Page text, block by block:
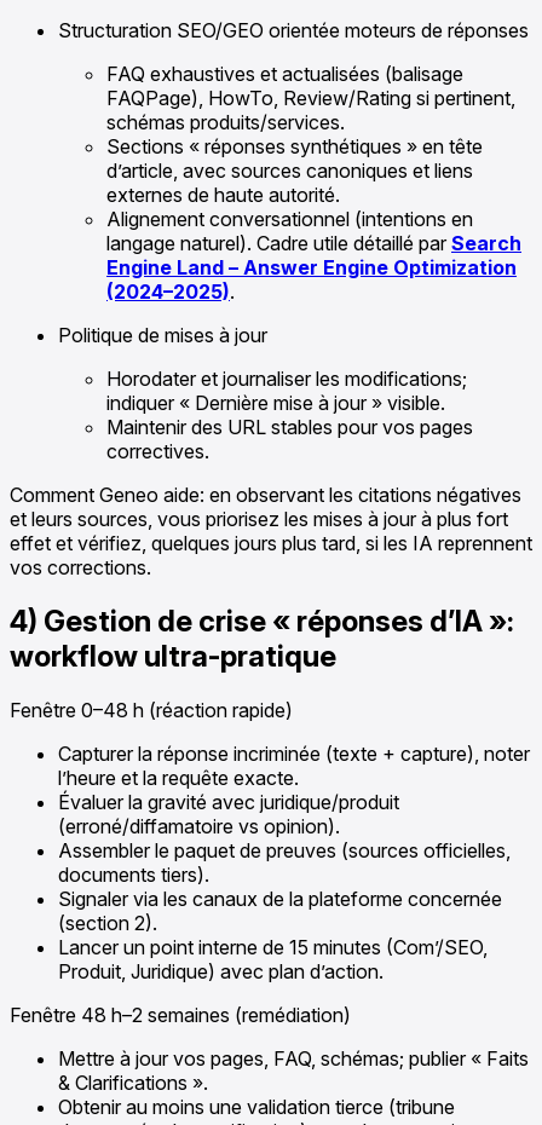
Structuration SEO/GEO orientée moteurs de réponses
FAQ exhaustives et actualisées (balisage
FAQPage), HowTo, Review/Rating si pertinent,
schémas produits/services.
Sections « réponses synthétiques » en tête
d’article, avec sources canoniques et liens
externes de haute autorité.
Alignement conversationnel (intentions en
langage naturel). Cadre utile détaillé parSearch
Engine Land – Answer Engine Optimization
(2024–2025).
Politique de mises à jour
Horodater et journaliser les modifications;
indiquer « Dernière mise à jour » visible.
Maintenir des URL stables pour vos pages
correctives.
Comment Geneo aide: en observant les citations négatives
et leurs sources, vous priorisez les mises à jour à plus fort
effet et vérifiez, quelques jours plus tard, si les IA reprennent
vos corrections.
4) Gestion de crise « réponses d’IA »:
workflow ultra-pratique
Fenêtre 0–48 h (réaction rapide)
Capturer la réponse incriminée (texte + capture), noter
l’heure et la requête exacte.
Évaluer la gravité avec juridique/produit
(erroné/diffamatoire vs opinion).
Assembler le paquet de preuves (sources officielles,
documents tiers).
Signaler via les canaux de la plateforme concernée
(section 2).
Lancer un point interne de 15 minutes (Com’/SEO,
Produit, Juridique) avec plan d’action.
Fenêtre 48 h–2 semaines (remédiation)
Mettre à jour vos pages, FAQ, schémas; publier « Faits
& Clarifications ».
Obtenir au moins une validation tierce (tribune